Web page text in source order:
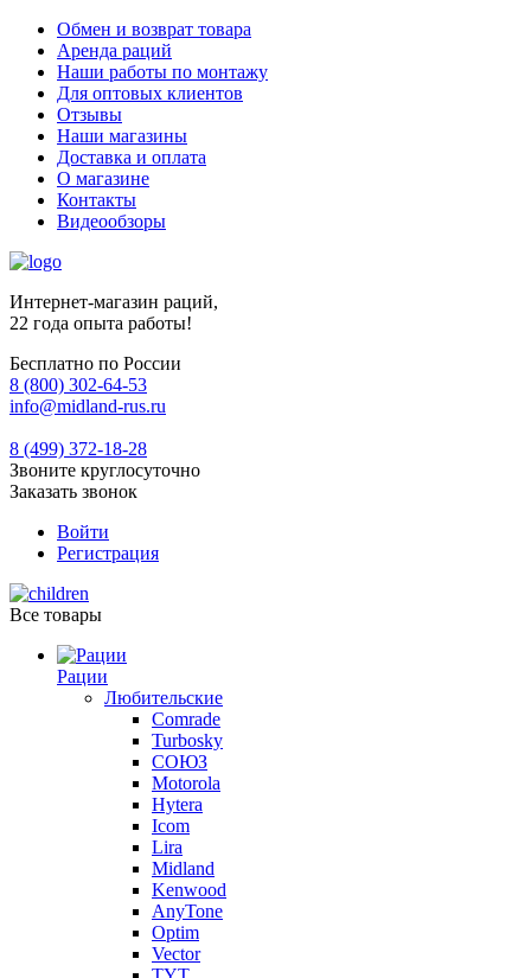
Обмен и возврат товара
Аренда раций
Наши работы по монтажу
Для оптовых клиентов
Отзывы
Наши магазины
Доставка и оплата
О магазине
Контакты
Видеообзоры
Интернет-магазин раций,
22 года опыта работы!
Бесплатно по России
8 (800) 302-64-53
info@midland-rus.ru
8 (499) 372-18-28
Звоните круглосуточно
Заказать звонок
Войти
Регистрация
Все товары
Рации
Любительские
Comrade
Turbosky
СОЮЗ
Motorola
Hytera
Icom
Lira
Midland
Kenwood
AnyTone
Optim
Vector